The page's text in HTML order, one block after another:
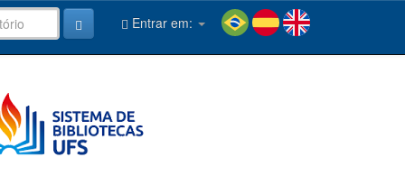
Entrar em: